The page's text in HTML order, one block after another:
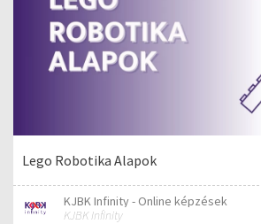
Lego Robotika Alapok
KJBK Infinity - Online képzések
KJBK Infinity